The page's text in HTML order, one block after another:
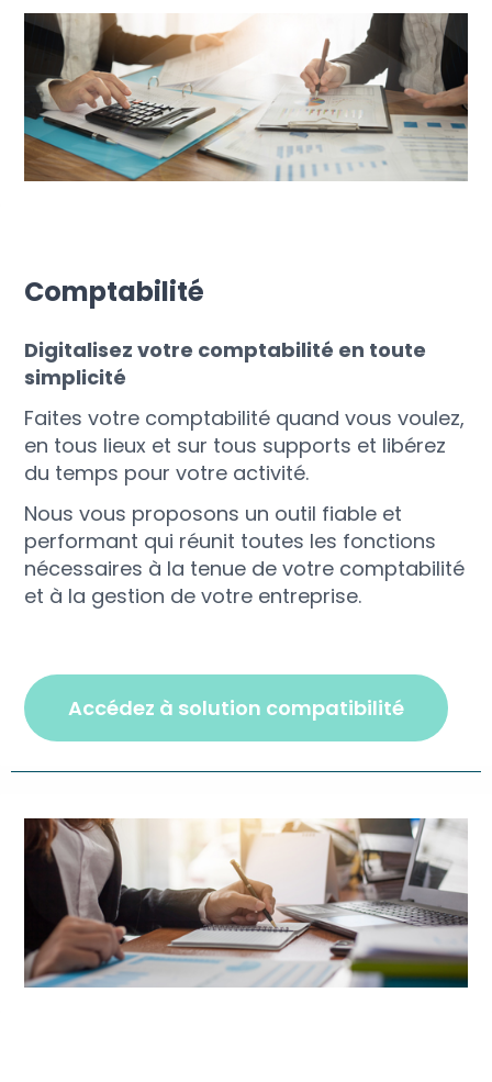
Comptabilité
Digitalisez votre comptabilité en toute
simplicité
Faites votre comptabilité quand vous voulez,
en tous lieux et sur tous supports et libérez
du temps pour votre activité.
Nous vous proposons un outil fiable et
performant qui réunit toutes les fonctions
nécessaires à la tenue de votre comptabilité
et à la gestion de votre entreprise.
accédez à solution compatibilité